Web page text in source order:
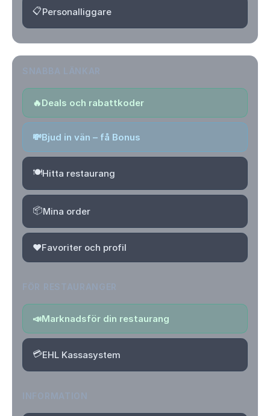
📋Personalliggare
🔥Deals och rabattkoder
💸Bjud in vän – få Bonus
🍽️Hitta restaurang
📦Mina order
❤️Favoriter och profil
📣Marknadsför din restaurang
💳EHL Kassasystem